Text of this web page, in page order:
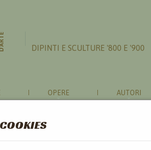
DIPINTI E SCULTURE '800 E '900
OPERE AUTORI